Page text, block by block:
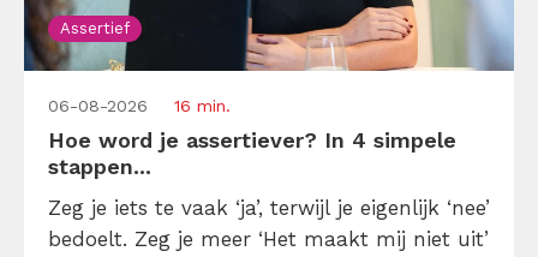
Assertief
06-08-2026 16 min.
Hoe word je assertiever? In 4 simpele
stappen...
Zeg je iets te vaak ‘ja’, terwijl je eigenlijk ‘nee’
bedoelt. Zeg je meer ‘Het maakt mij niet uit’